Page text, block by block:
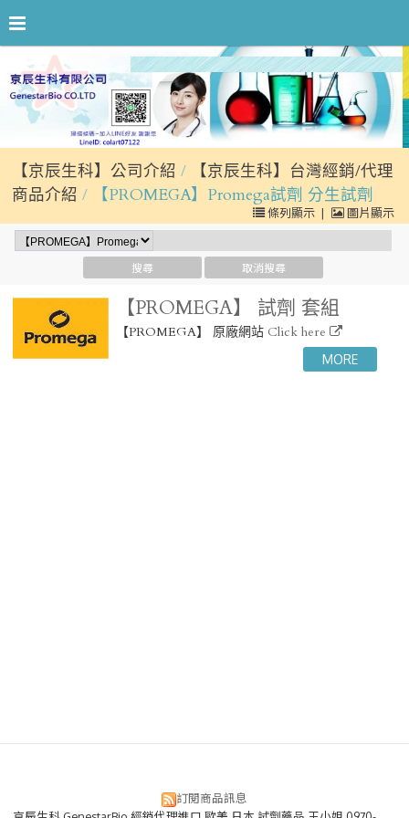
【京辰生科】公司介紹
【京辰生科】台灣經銷/代理
商品介紹
【PROMEGA】Promega試劑 分生試劑
條列顯示 | 圖片顯示
【PROMEGA】 試劑 套組
【PROMEGA】 原廠網站 Click here
訂閱商品訊息